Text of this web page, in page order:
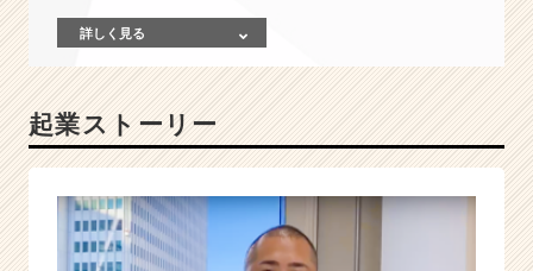
い
無
二
営
詳しく見る
起業ストーリー